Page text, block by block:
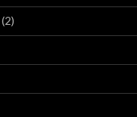
(2)